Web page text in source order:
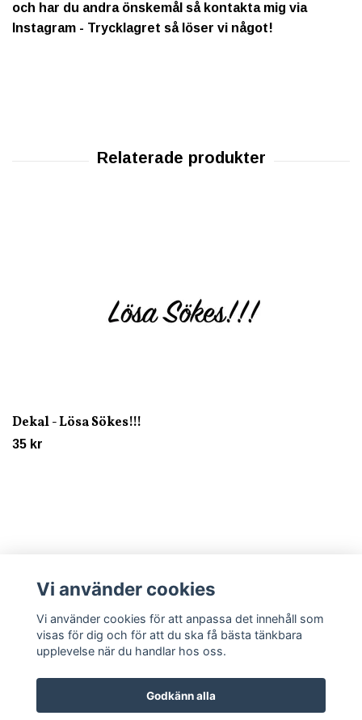
och har du andra önskemål så kontakta mig via
Instagram - Trycklagret så löser vi något!
Dekal - Lösa Sökes!!!
35 kr
Läs mer
© 2026 Trycklagret
Vi använder cookies
Vi använder cookies för att anpassa det innehåll som
visas för dig och för att du ska få bästa tänkbara
upplevelse när du handlar hos oss.
Godkänn alla